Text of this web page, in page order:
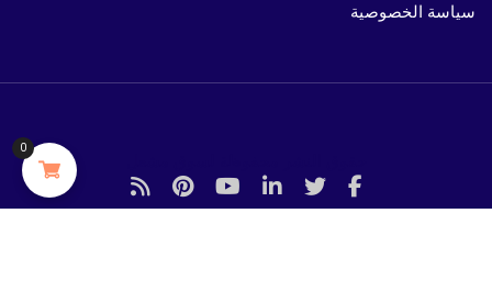
سياسة الخصوصية
0